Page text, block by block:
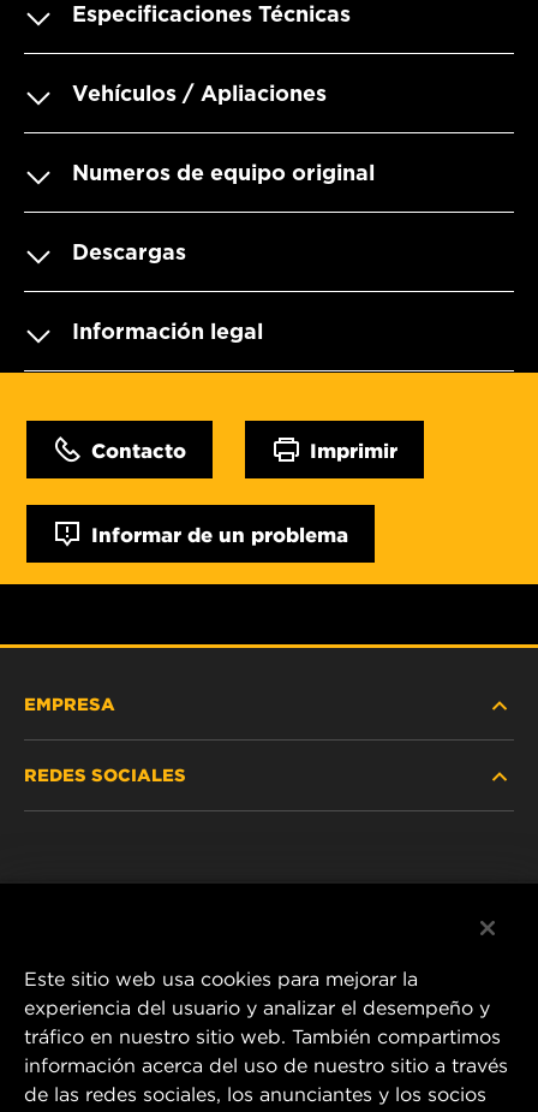
Especificaciones Técnicas
Vehículos / Apliaciones
Numeros de equipo original
Descargas
Información legal
Contacto Imprimir
Informar de un problema
EMPRESA
REDES SOCIALES
1 Wix Way
P.O. Box 1967
Este sitio web usa cookies para mejorar la
experiencia del usuario y analizar el desempeño y
tráfico en nuestro sitio web. También compartimos
información acerca del uso de nuestro sitio a través
de las redes sociales, los anunciantes y los socios